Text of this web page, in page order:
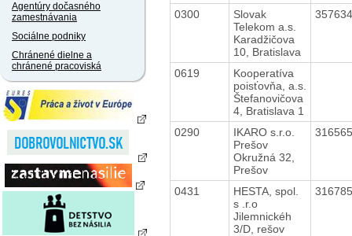
Agentúry dočasného
zamestnávania
Sociálne podniky
Chránené dielne a
chránené pracoviská
0300
Slovak
Telekom a.s.
Karadžičova
10, Bratislava
0619
Kooperatíva
poisťovňa, a.s.
Štefanovičova
4, Bratislava 1
0290
IKARO s.r.o.
Prešov
Okružná 32,
Prešov
0431
HESTA, spol.
s .r.o
Jilemnickéh
3/D, rešov